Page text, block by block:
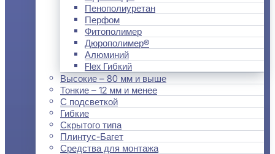
Пенополиуретан
Перфом
Фитополимер
Дюрополимер®
Алюминий
Flex Гибкий
Высокие – 80 мм и выше
Тонкие – 12 мм и менее
С подсветкой
Гибкие
Скрытого типа
Плинтус-Багет
Средства для монтажа